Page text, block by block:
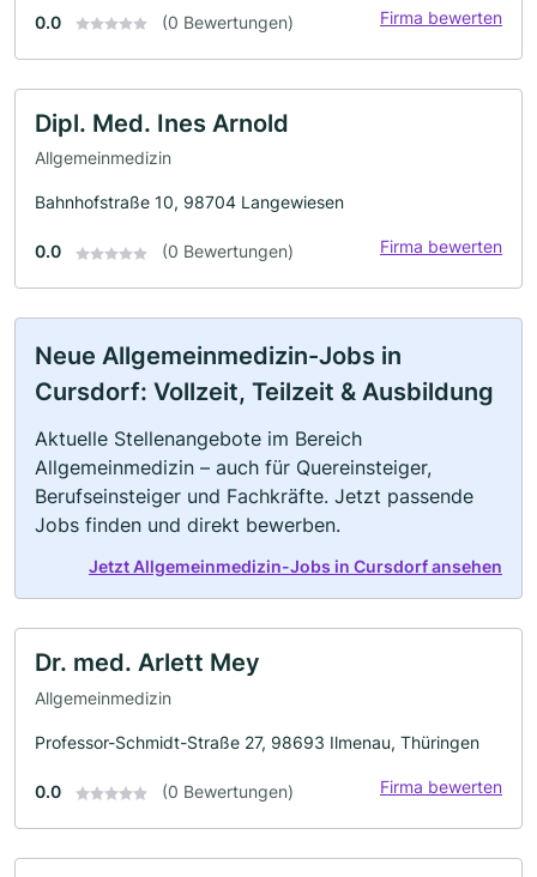
0.0 (0 Bewertungen) Firma bewerten
Dipl. Med. Ines Arnold
Allgemeinmedizin
Bahnhofstraße 10, 98704 Langewiesen
0.0 (0 Bewertungen) Firma bewerten
Neue Allgemeinmedizin-Jobs in
Cursdorf: Vollzeit, Teilzeit & Ausbildung
Aktuelle Stellenangebote im Bereich
Allgemeinmedizin – auch für Quereinsteiger,
Berufseinsteiger und Fachkräfte. Jetzt passende
Jobs finden und direkt bewerben.
Jetzt Allgemeinmedizin-Jobs in Cursdorf ansehen
Dr. med. Arlett Mey
Allgemeinmedizin
Professor-Schmidt-Straße 27, 98693 Ilmenau, Thüringen
0.0 (0 Bewertungen) Firma bewerten